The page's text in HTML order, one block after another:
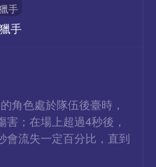
手
手
角色處於隊伍後臺時，
；在場上超過4秒後，
會流失一定百分比，直到